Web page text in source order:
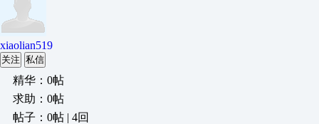
xiaolian519
关注 私信
精华：0帖
求助：0帖
帖子：0帖 | 4回